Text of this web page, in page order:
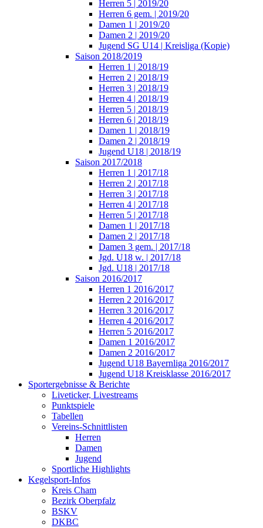
Herren 5 | 2019/20
Herren 6 gem. | 2019/20
Damen 1 | 2019/20
Damen 2 | 2019/20
Jugend SG U14 | Kreisliga (Kopie)
Saison 2018/2019
Herren 1 | 2018/19
Herren 2 | 2018/19
Herren 3 | 2018/19
Herren 4 | 2018/19
Herren 5 | 2018/19
Herren 6 | 2018/19
Damen 1 | 2018/19
Damen 2 | 2018/19
Jugend U18 | 2018/19
Saison 2017/2018
Herren 1 | 2017/18
Herren 2 | 2017/18
Herren 3 | 2017/18
Herren 4 | 2017/18
Herren 5 | 2017/18
Damen 1 | 2017/18
Damen 2 | 2017/18
Damen 3 gem. | 2017/18
Jgd. U18 w. | 2017/18
Jgd. U18 | 2017/18
Saison 2016/2017
Herren 1 2016/2017
Herren 2 2016/2017
Herren 3 2016/2017
Herren 4 2016/2017
Herren 5 2016/2017
Damen 1 2016/2017
Damen 2 2016/2017
Jugend U18 Bayernliga 2016/2017
Jugend U18 Kreisklasse 2016/2017
Sportergebnisse & Berichte
Liveticker, Livestreams
Punktspiele
Tabellen
Vereins-Schnittlisten
Herren
Damen
Jugend
Sportliche Highlights
Kegelsport-Infos
Kreis Cham
Bezirk Oberpfalz
BSKV
DKBC